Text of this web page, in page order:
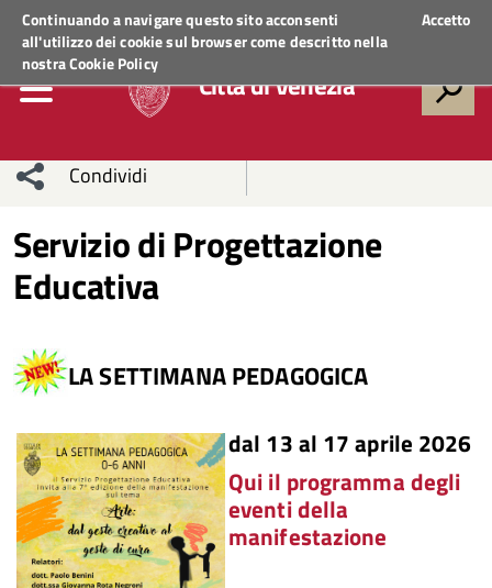
Continuando a navigare questo sito acconsenti
all'utilizzo dei cookie sul browser come descritto nella
nostraCookie Policy
Accetto
Regione VenetoACCEDI AI SERVIZI
Città di Venezia
Condividi
sui social
network
Condividi
Condividi
Twitter
su
Facebook
Condividi
su
Whatsapp
Servizio di Progettazione
Educativa
LA SETTIMANA PEDAGOGICA
dal 13al 17 aprile 2026
Qui il programma degli
eventi della
manifestazione